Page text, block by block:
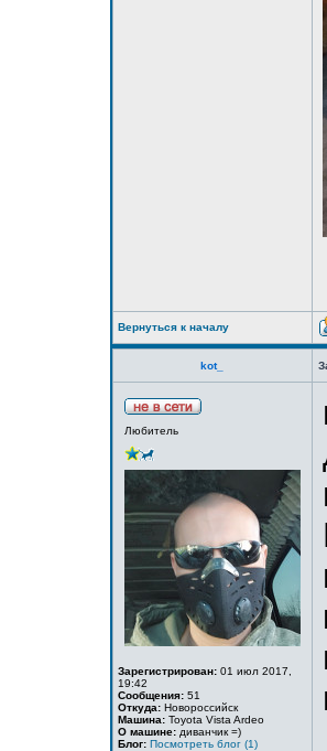
Вернуться к началу
kot_
Любитель
Зарегистрирован: 01 июл 2017,
19:42
Сообщения: 51
Откуда: Новороссийск
Машина: Toyota Vista Ardeo
О машине: диванчик =)
Блог: Посмотреть блог (1)